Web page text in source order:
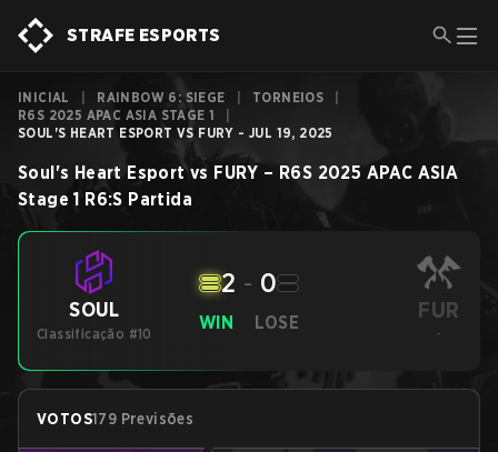
STRAFE ESPORTS
INICIAL RAINBOW 6: SIEGE TORNEIOS
R6S 2025 APAC ASIA STAGE 1
SOUL'S HEART ESPORT VS FURY - JUL 19, 2025
Soul's Heart Esport vs FURY – R6S 2025 APAC ASIA
Stage 1 R6:S Partida
SOUL
Classificação #10
WIN
2 - 0
LOSE FUR
-
VOTOS179 Previsões